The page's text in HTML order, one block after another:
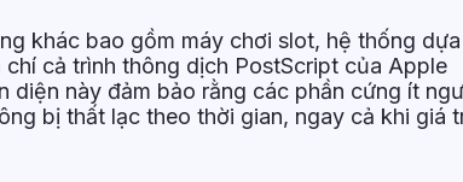
khác bao gồm máy chơi slot, hệ thống
cả trình thông dịch PostScript của Apple
diện này đảm bảo rằng các phần cứng ít
bị thất lạc theo thời gian, ngay cả khi giá